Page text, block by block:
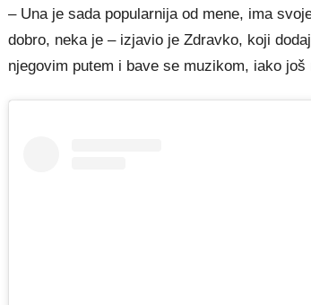
– Una je sada popularnija od mene, ima
dobro, neka je – izjavio je Zdravko, koji
njegovim putem i bave se muzikom, iako